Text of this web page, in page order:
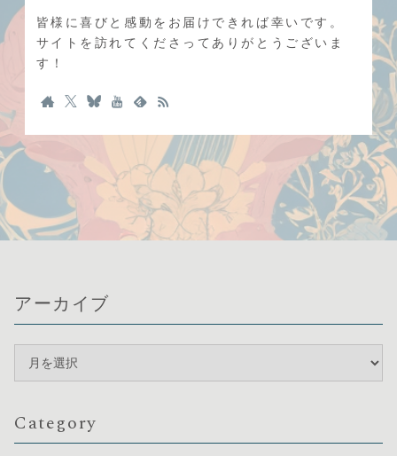
皆様に喜びと感動をお届けできれば幸いです。
サイトを訪れてくださってありがとうございま
す！
アーカイブ
Category